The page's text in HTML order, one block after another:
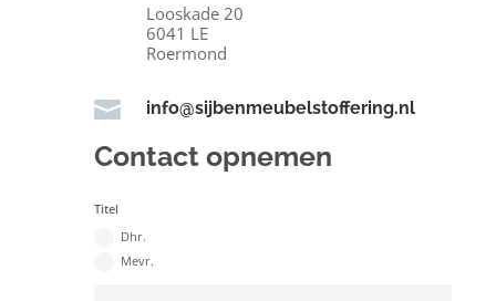
Looskade 20
6041 LE
Roermond
 info@sijbenmeubelstoffering.nl
Contact opnemen
Titel
Dhr.
Mevr.